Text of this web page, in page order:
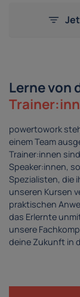
Lerne von
powertowork
einem Team
Trainer:innen
Speaker:innen,
Spezialisten, die
unseren Kursen
praktischen
das Erlernte
unsere
deine Zukunft in